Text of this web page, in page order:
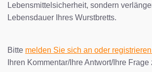
Lebensmittelsicherheit, sondern
Lebensdauer Ihres Wurstbretts.
Bitte melden Sie sich an oder
Ihren Kommentar/Ihre Antwort/Ihre Frage